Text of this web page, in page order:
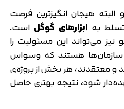
البته هیجان‌ انگیزترین فرصت
به ابزارهای گوگل است.
می‌تواند این مسئولیت را
سازمان‌ها هستند که وسواس
و معتقدند، هر بخش از پروژه‌ی
شود، نتیجه بهتری حاصل